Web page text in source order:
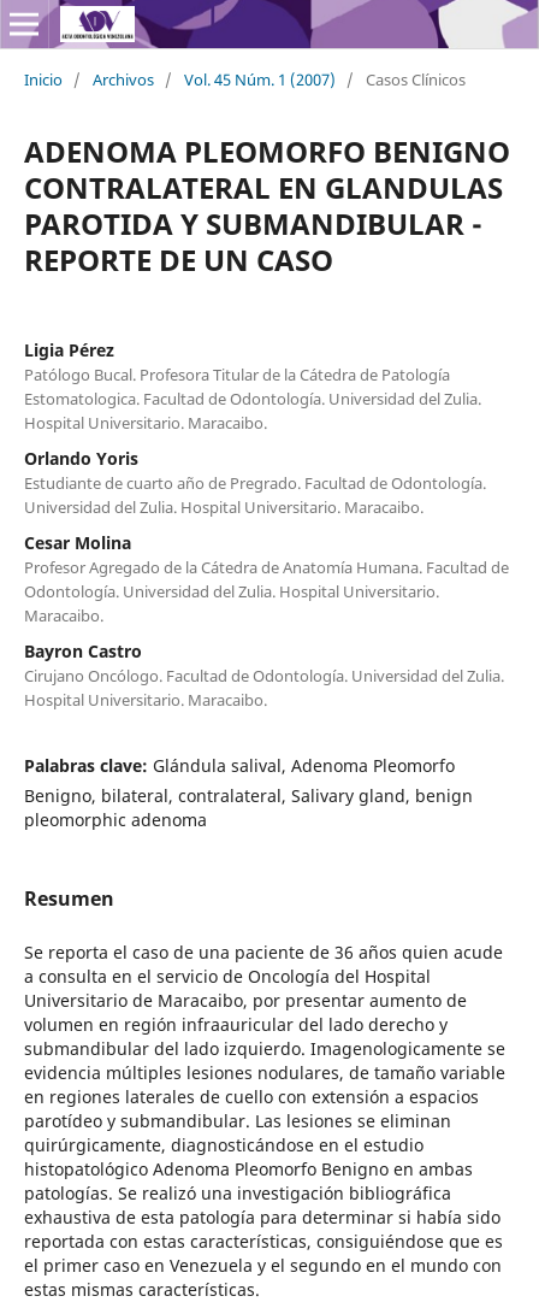
Inicio / Archivos / Vol. 45 Núm. 1 (2007) / Casos Clínicos
ADENOMA PLEOMORFO BENIGNO
CONTRALATERAL EN GLANDULAS
PAROTIDA Y SUBMANDIBULAR -
REPORTE DE UN CASO
Ligia Pérez
Patólogo Bucal. Profesora Titular de la Cátedra de Patología
Estomatologica. Facultad de Odontología. Universidad del Zulia.
Hospital Universitario. Maracaibo.
Orlando Yoris
Estudiante de cuarto año de Pregrado. Facultad de Odontología.
Universidad del Zulia. Hospital Universitario. Maracaibo.
Cesar Molina
Profesor Agregado de la Cátedra de Anatomía Humana. Facultad de
Odontología. Universidad del Zulia. Hospital Universitario.
Maracaibo.
Bayron Castro
Cirujano Oncólogo. Facultad de Odontología. Universidad del Zulia.
Hospital Universitario. Maracaibo.
Palabras clave: Glándula salival, Adenoma Pleomorfo
Benigno, bilateral, contralateral, Salivary gland, benign
pleomorphic adenoma
Resumen
Se reporta el caso de una paciente de 36 años quien acude
a consulta en el servicio de Oncología del Hospital
Universitario de Maracaibo, por presentar aumento de
volumen en región infraauricular del lado derecho y
submandibular del lado izquierdo. Imagenologicamente se
evidencia múltiples lesiones nodulares, de tamaño variable
en regiones laterales de cuello con extensión a espacios
parotídeo y submandibular. Las lesiones se eliminan
quirúrgicamente, diagnosticándose en el estudio
histopatológico Adenoma Pleomorfo Benigno en ambas
patologías. Se realizó una investigación bibliográfica
exhaustiva de esta patología para determinar si había sido
reportada con estas características, consiguiéndose que es
el primer caso en Venezuela y el segundo en el mundo con
estas mismas características.